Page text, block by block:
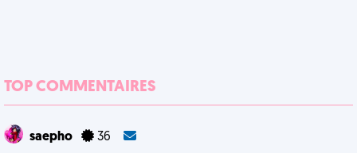
TOP COMMENTAIRES
saepho 36